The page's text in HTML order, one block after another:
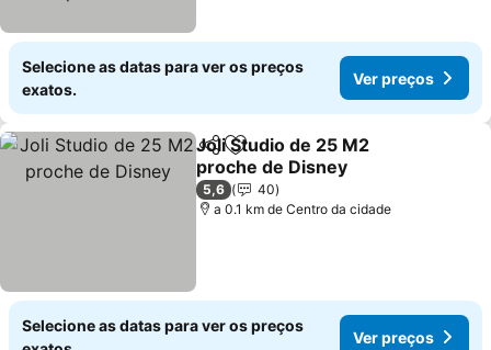
Selecione as datas para ver os preços
exatos.
Ver preços
PartilharAdicionar aos favoritos
Joli Studio de 25 M2
proche de Disney
5,6
40
a 0.1 km de Centro da cidade
Selecione as datas para ver os preços
Ver preços